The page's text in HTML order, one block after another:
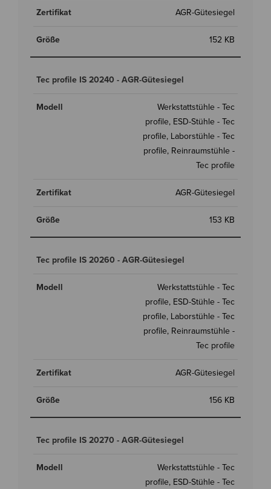
AGR-Gütesiegel
152 KB
Tec profile IS 20240 - AGR-Gütesiegel
Werkstattstühle - Tec
profile, ESD-Stühle - Tec
profile, Laborstühle - Tec
profile, Reinraumstühle -
Tec profile
AGR-Gütesiegel
153 KB
Tec profile IS 20260 - AGR-Gütesiegel
Werkstattstühle - Tec
profile, ESD-Stühle - Tec
profile, Laborstühle - Tec
profile, Reinraumstühle -
Tec profile
AGR-Gütesiegel
156 KB
Tec profile IS 20270 - AGR-Gütesiegel
Werkstattstühle - Tec
profile, ESD-Stühle - Tec